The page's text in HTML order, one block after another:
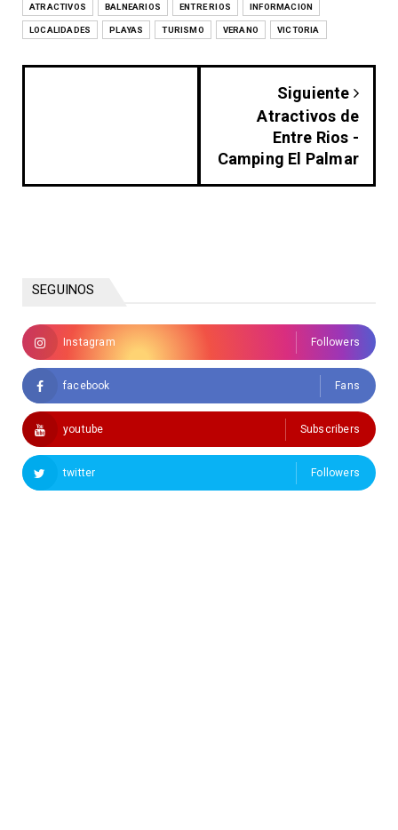
ATRACTIVOS BALNEARIOS ENTRE RIOS INFORMACION
LOCALIDADES PLAYAS TURISMO VERANO VICTORIA
Siguiente
Atractivos de
Entre Rios -
Camping El Palmar
SEGUINOS
Instagram Followers
facebook Fans
youtube Subscribers
twitter Followers